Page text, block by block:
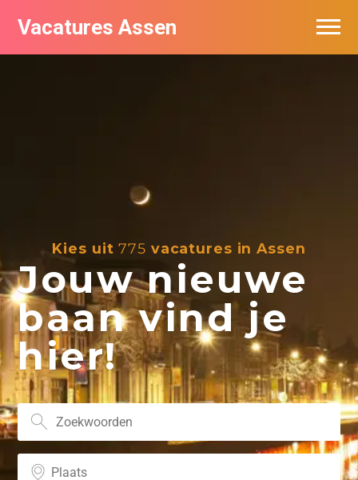
Vacatures Assen
Kies uit775 vacatures in Assen
Jouw nieuwe
baan vind je
hier!
Vacatures per bedrijf